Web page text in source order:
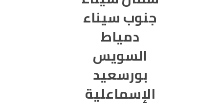
جنوب سيناء
دمياط
السويس
بورسعيد
الإسماعلية